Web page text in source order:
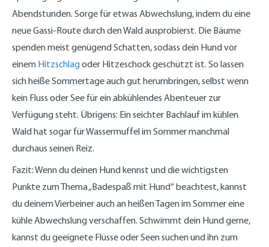
Abendstunden. Sorge für etwas Abwechslung, indem du eine
neue Gassi-Route durch den Wald ausprobierst. Die Bäume
spenden meist genügend Schatten, sodass dein Hund vor
einem Hitzschlagoder Hitzeschock geschützt ist. So lassen
sich heiße Sommertage auch gut herumbringen, selbst wenn
kein Fluss oder See für ein abkühlendes Abenteuer zur
Verfügung steht. Übrigens: Ein seichter Bachlauf im kühlen
Wald hat sogar für Wassermuffel im Sommer manchmal
durchaus seinen Reiz.
Fazit: Wenn du deinen Hund kennst und die wichtigsten
Punkte zum Thema „Badespaß mit Hund“ beachtest, kannst
du deinem Vierbeiner auch an heißen Tagen im Sommer eine
kühle Abwechslung verschaffen. Schwimmt dein Hund gerne,
kannst du geeignete Flüsse oder Seen suchen und ihn zum